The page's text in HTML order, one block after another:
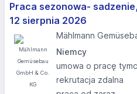
Praca sezonowa-
12 sierpnia 2026
Mählmann
Niemcy
umowa o pracę
rekrutacja zdalna